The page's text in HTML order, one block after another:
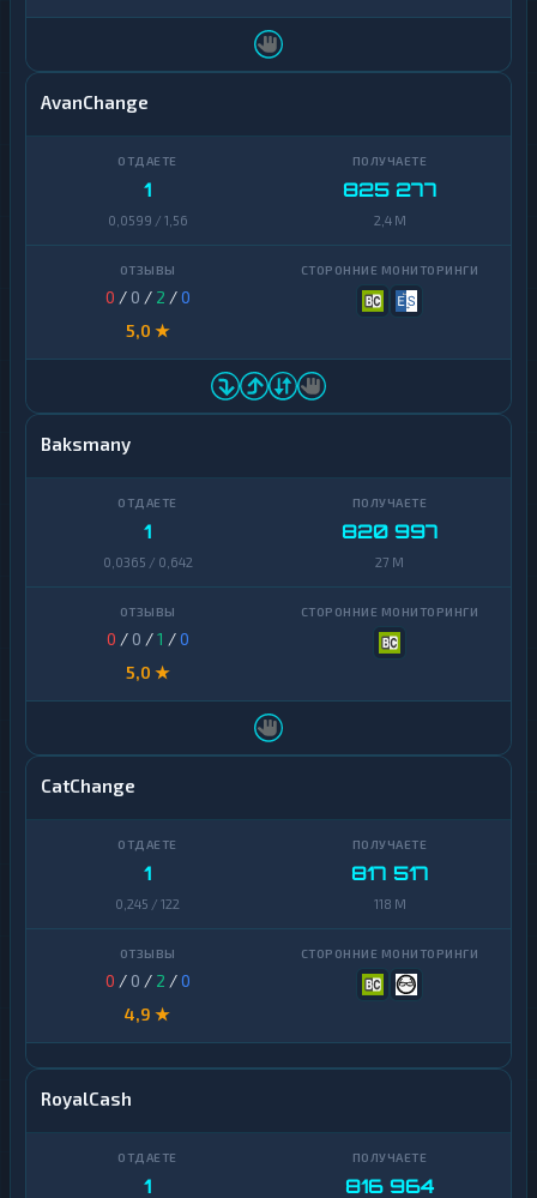
AvanChange
1
0,0599 / 1,56
825 277
2,4 M
0 / 0 / 2 /0
5,0 ★
Baksmany
1
0,0365 / 0,642
820 997
27 M
0 / 0 /1 /0
5,0 ★
CatChange
1
0,245 / 122
817 517
118 M
0 / 0 / 2 /0
4,9 ★
RoyalCash
1 816 964